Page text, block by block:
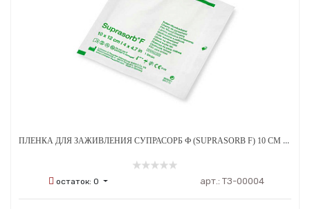
ПЛЕНКА ДЛЯ ЗАЖИВЛЕНИЯ СУПРАСОРБ Ф (SUPRASORB F) 10 СМ Х 12 СМ
остаток: 0 арт.: ТЗ-00004